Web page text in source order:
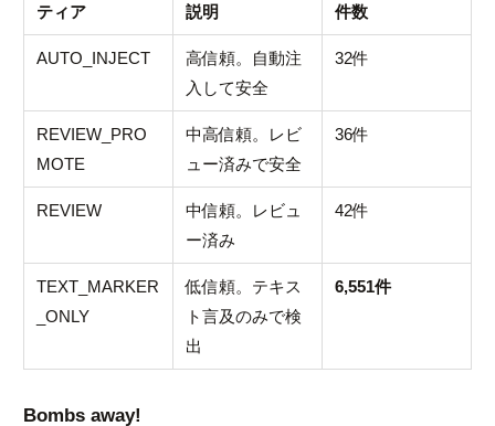
ティア 説明 件数
AUTO_INJECT
高信頼。自動注
入して安全
32件
REVIEW_PRO
MOTE
中高信頼。レビ
ュー済みで安全
36件
REVIEW
中信頼。レビュ
ー済み
42件
TEXT_MARKER
_ONLY
低信頼。テキス
ト言及のみで検
出
6,551件
Bombs away!